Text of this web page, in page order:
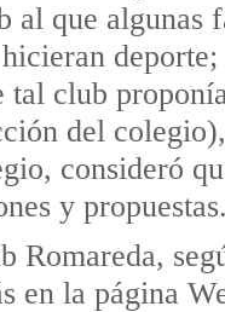
al que algunas
tal club
del
consideró
y
Romareda,
en la página